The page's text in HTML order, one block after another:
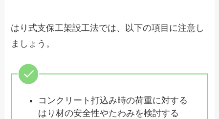
はり式支保工架設工法では、以下の項目に注意し
ましょう。
コンクリート打込み時の荷重に対する
はり材の安全性やたわみを検討する